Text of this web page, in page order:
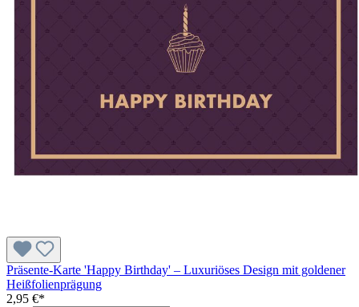
Präsente-Karte 'Happy Birthday' – Luxuriöses Design mit goldener
Heißfolienprägung
2,95 €*